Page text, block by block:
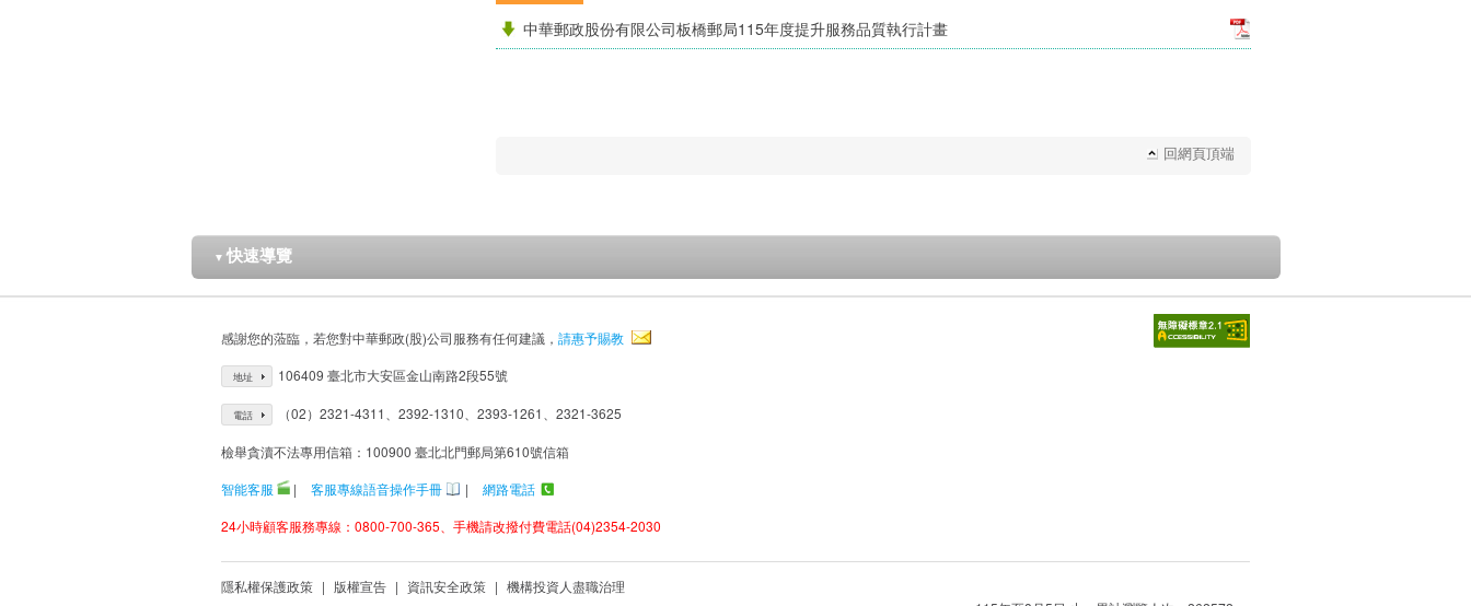
中華郵政股份有限公司板橋郵局115年度提升服務品質執行計畫
回網頁頂端
▼ 快速導覽
感謝您的蒞臨，若您對中華郵政(股)公司服務有任何建議， 請惠予賜教
地址 106409 臺北市大安區金山南路2段55號
電話 （02）2321-4311、2392-1310、2393-1261、2321-3625
檢舉貪瀆不法專用信箱：100900 臺北北門郵局第610號信箱
智能客服
| 客服專線語音操作手冊 |
網路電話
24小時顧客服務專線：0800-700-365、手機請改撥付費電話(04)2354-2030
隱私權保護政策 | 版權宣告 | 資訊安全政策 | 機構投資人盡職治理